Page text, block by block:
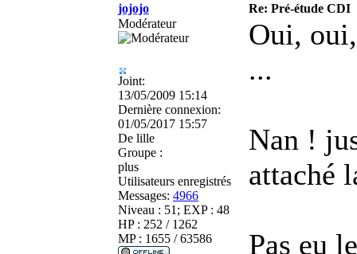
jojojo
Re: Pré-étude CDI
Modérateur
Joint:
13/05/2009 15:14
Dernière connexion:
01/05/2017 15:57
De lille
Groupe :
plus
Utilisateurs enregistrés
Messages: 4966
Niveau : 51; EXP : 48
HP : 252 / 1262
MP : 1655 / 63586
Oui,
...
Nan !
attaché
Pas eu